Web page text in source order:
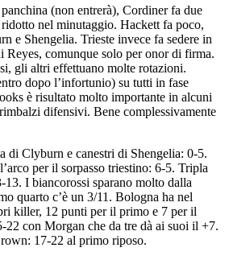
(non entrerà), Cordiner fa due
nel minutaggio. Hackett fa poco,
e Shengelia. Trieste invece fa sedere in
Reyes, comunque solo per onor di firma.
gli altri effettuano molte rotazioni.
dopo l’infortunio) su tutti in fase
è risultato molto importante in alcuni
difensivi. Bene complessivamente
di Clyburn e canestri di Shengelia: 0-5.
per il sorpasso triestino: 6-5. Tripla
13. I biancorossi sparano molto dalla
quarto c’è un 3/11. Bologna ha nel
killer, 12 punti per il primo e 7 per il
22 con Morgan che da tre dà ai suoi il +7.
17-22 al primo riposo.